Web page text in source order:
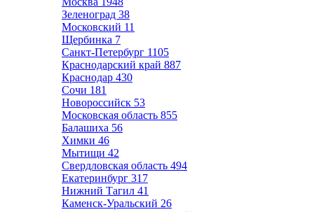
Зеленоград 38
Московский 11
Щербинка 7
Санкт-Петербург 1105
Краснодарский край 887
Краснодар 430
Сочи 181
Новороссийск 53
Московская область 855
Балашиха 56
Химки 46
Мытищи 42
Свердловская область 494
Екатеринбург 317
Нижний Тагил 41
Каменск-Уральский 26